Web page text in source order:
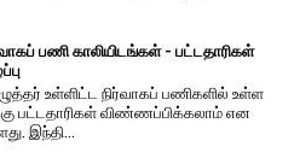
பணி காலியிடங்கள் - பட்டதாரிகள்
உள்ளிட்ட நிர்வாகப் பணிகளில் உள்ள
பட்டதாரிகள் விண்ணப்பிக்கலாம் என
இந்தி...